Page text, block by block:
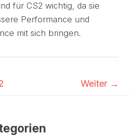
für CS2 wichtig, da sie
Performance und
mit sich bringen.
Weiter →